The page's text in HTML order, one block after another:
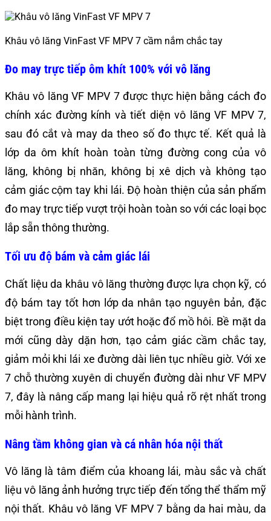
Khâu vô lăng VinFast VF MPV 7 cầm nắm chắc tay
Đo may trực tiếp ôm khít 100% với vô lăng
Khâu vô lăng VF MPV 7 được thực hiện bằng cách đo
chính xác đường kính và tiết diện vô lăng VF MPV 7,
sau đó cắt và may da theo số đo thực tế. Kết quả là
lớp da ôm khít hoàn toàn từng đường cong của vô
lăng, không bị nhăn, không bị xê dịch và không tạo
cảm giác cộm tay khi lái. Độ hoàn thiện của sản phẩm
đo may trực tiếp vượt trội hoàn toàn so với các loại bọc
lắp sẵn thông thường.
Tối ưu độ bám và cảm giác lái
Chất liệu da khâu vô lăng thường được lựa chọn kỹ, có
độ bám tay tốt hơn lớp da nhân tạo nguyên bản, đặc
biệt trong điều kiện tay ướt hoặc đổ mồ hôi. Bề mặt da
mới cũng dày dặn hơn, tạo cảm giác cầm chắc tay,
giảm mỏi khi lái xe đường dài liên tục nhiều giờ. Với xe
7 chỗ thường xuyên di chuyển đường dài như VF MPV
7, đây là nâng cấp mang lại hiệu quả rõ rệt nhất trong
mỗi hành trình.
Nâng tầm không gian và cá nhân hóa nội thất
Vô lăng là tâm điểm của khoang lái, màu sắc và chất
liệu vô lăng ảnh hưởng trực tiếp đến tổng thể thẩm mỹ
nội thất. Khâu vô lăng VF MPV 7 bằng da hai màu, da